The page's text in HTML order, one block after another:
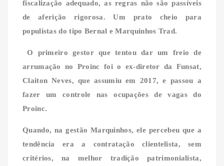
fiscalização adequado, as regras não são passíveis
de aferição rigorosa. Um prato cheio para
populistas do tipo Bernal e Marquinhos Trad.
O primeiro gestor que tentou dar um freio de
arrumação no Proinc foi o ex-diretor da Funsat,
Claiton Neves, que assumiu em 2017, e passou a
fazer um controle nas ocupações de vagas do
Proinc.
Quando, na gestão Marquinhos, ele percebeu que a
tendência era a contratação clientelista, sem
critérios, na melhor tradição patrimonialista,